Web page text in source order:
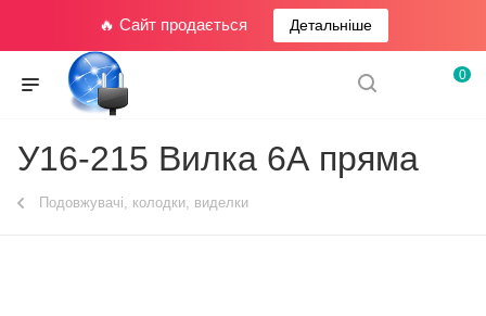
🔥 Сайт продається Детальніше
0
У16-215 Вилка 6А пряма
Подовжувачі, колодки, виделки